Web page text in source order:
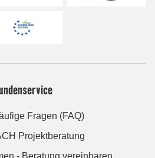
Fragen (FAQ)
Projektberatung
- Beratung vereinbaren